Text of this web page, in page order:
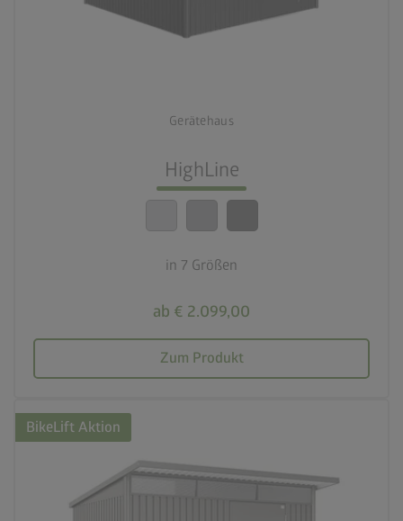
Gerätehaus
HighLine
in 7 Größen
ab € 2.099,00
Zum Produkt
3 Farbvariationen
Beste Sicherheitsstandards
calendar_month
BikeLift Aktion